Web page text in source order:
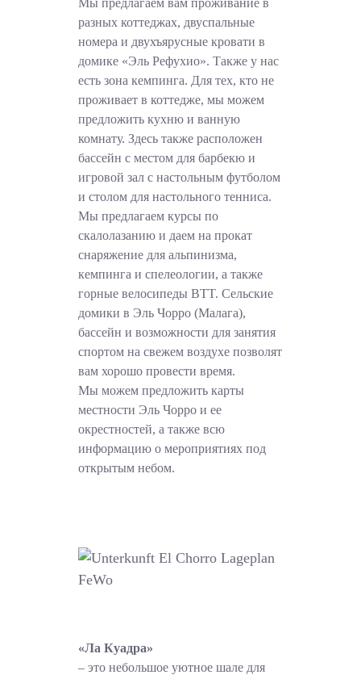
Мы предлагаем вам проживание в
разных коттеджах, двуспальные
номера и двухъярусные кровати в
домике «Эль Рефухио». Также у нас
есть зона кемпинга. Для тех, кто не
проживает в коттедже, мы можем
предложить кухню и ванную
комнату. Здесь также расположен
бассейн с местом для барбекю и
игровой зал с настольным футболом
и столом для настольного тенниса.
Мы предлагаем курсы по
скалолазанию и даем на прокат
снаряжение для альпинизма,
кемпинга и спелеологии, а также
горные велосипеды BTT. Сельские
домики в Эль Чорро (Малага),
бассейн и возможности для занятия
спортом на свежем воздухе позволят
вам хорошо провести время.
Мы можем предложить карты
местности Эль Чорро и ее
окрестностей, а также всю
информацию о мероприятиях под
открытым небом.
«Ла Куадра»
– это небольшое уютное шале для